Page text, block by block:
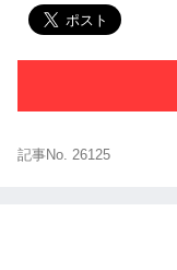
記事No. 26125